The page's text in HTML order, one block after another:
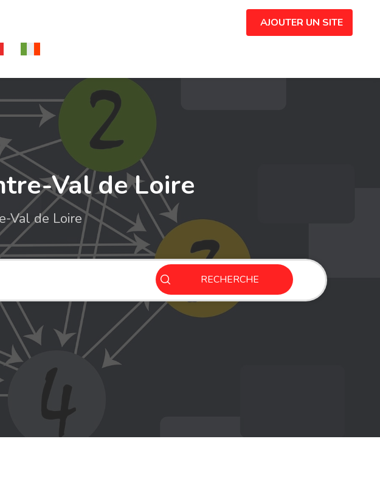
AJOUTER UN SITE
Val de Loire
Val de Loire
RECHERCHE